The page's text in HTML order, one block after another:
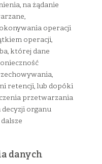
na żądanie
operacji
operacji,
której dane
retencji, lub dopóki
przetwarzania
decyzji organu
danych